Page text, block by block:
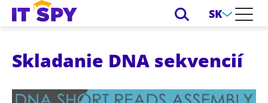
SK
Skladanie DNA sekvencií